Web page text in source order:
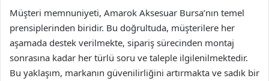
Müşteri memnuniyeti, Amarok Aksesuar Bursa’nın temel
prensiplerinden biridir. Bu doğrultuda, müşterilere her
aşamada destek verilmekte, sipariş sürecinden montaj
sonrasına kadar her türlü soru ve taleple ilgilenilmektedir.
Bu yaklaşım, markanın güvenilirliğini artırmakta ve sadık bir